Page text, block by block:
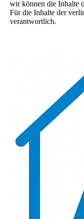
wir können die Inhalte
Für die Inhalte der
verantwortlich.